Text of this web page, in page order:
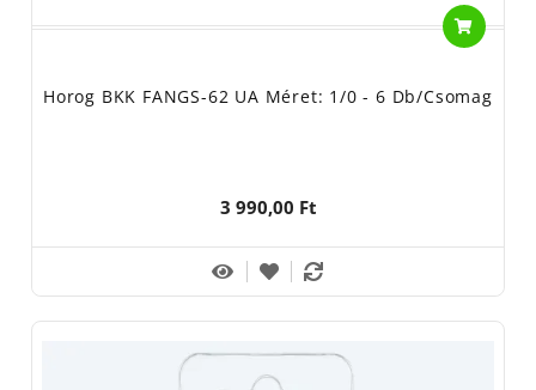
Horog BKK FANGS-62 UA Méret: 1/0 - 6 Db/csomag
3 990,00 Ft